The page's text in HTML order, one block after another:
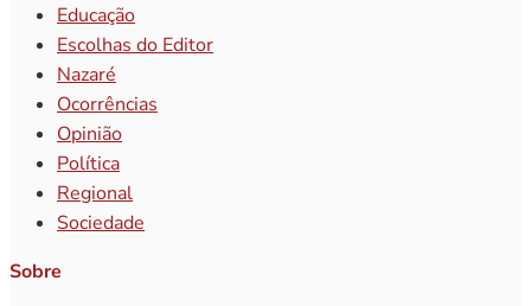
Educação
Escolhas do Editor
Nazaré
Ocorrências
Opinião
Política
Regional
Sociedade
Sobre